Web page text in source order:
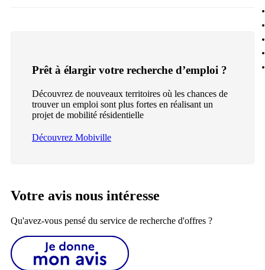
Prêt à élargir votre recherche d’emploi ?
Découvrez de nouveaux territoires où les chances de
trouver un emploi sont plus fortes en réalisant un
projet de mobilité résidentielle
Découvrez Mobiville
Votre avis nous intéresse
Qu'avez-vous pensé du service de recherche d'offres ?